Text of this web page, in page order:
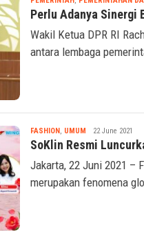
PEMERINTAH ,PEMERINTAHAN
Perlu Adanya Sinergi
Wakil Ketua DPR RI
FASHION, UMUMNabila
22 June 2021
SoKlin Resmi
Jakarta, 22 Juni 2021 –